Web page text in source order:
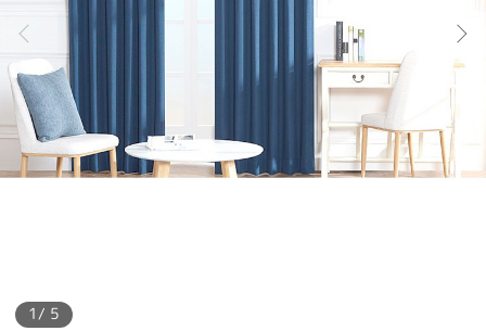
カーテン
無料形状記憶加工
カーテン
> >Sweet pea ネイ
カーテン
Sweet pea ネイビー セット
カーテン> 人気NO.1 1級遮光カーテンセット Sweet
1/ 5